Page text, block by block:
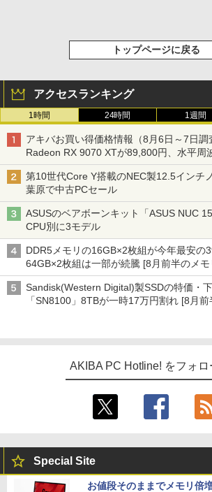
トップページに戻る
アクセスランキング
1時間 24時間 1週間
アキバお買い得価格情報（8月6日～7日調
Radeon RX 9070 XTが89,800円、水平周
型モニターが9,801円、暑さ指数連動セー
第10世代Core Y搭載のNEC製12.5インチ
葉原で中古PCセール
ASUSのベアボーンキット「ASUS NUC
CPU別に3モデル
DDR5メモリの16GB×2枚組が今年最安の
64GB×2枚組は一部が続騰 [8月前半のメ
Sandisk(Western Digital)製SSDの特価・
「SN8100」8TBが一時17万円割れ [8月
AKIBA PC Hotline! をフォロ
Special Site
お値段そのままでメモリ倍